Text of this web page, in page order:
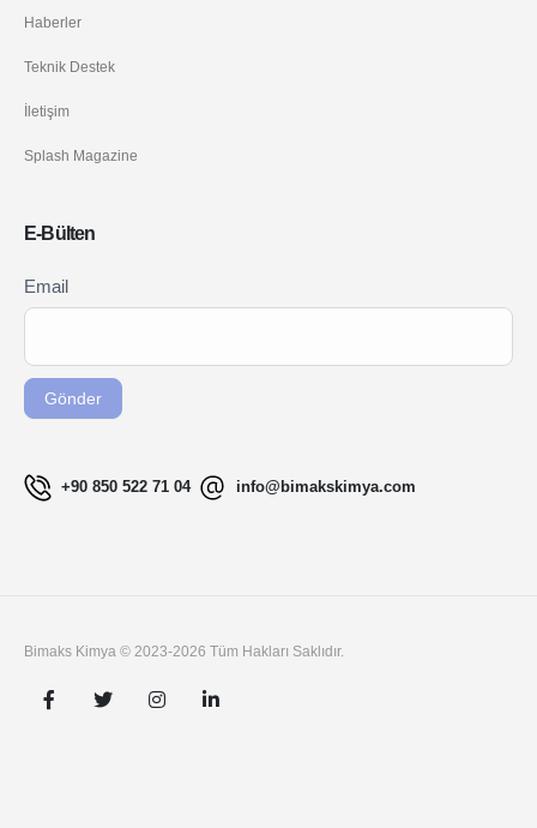
Haberler
Teknik Destek
İletişim
Splash Magazine
E-Bülten
Newsletter
Signup
Email
Gönder
If you
are
this
+90 850 522 71 04 info@bimakskimya.com
Bimaks Kimya © 2023-2026 Tüm Hakları Saklıdır.